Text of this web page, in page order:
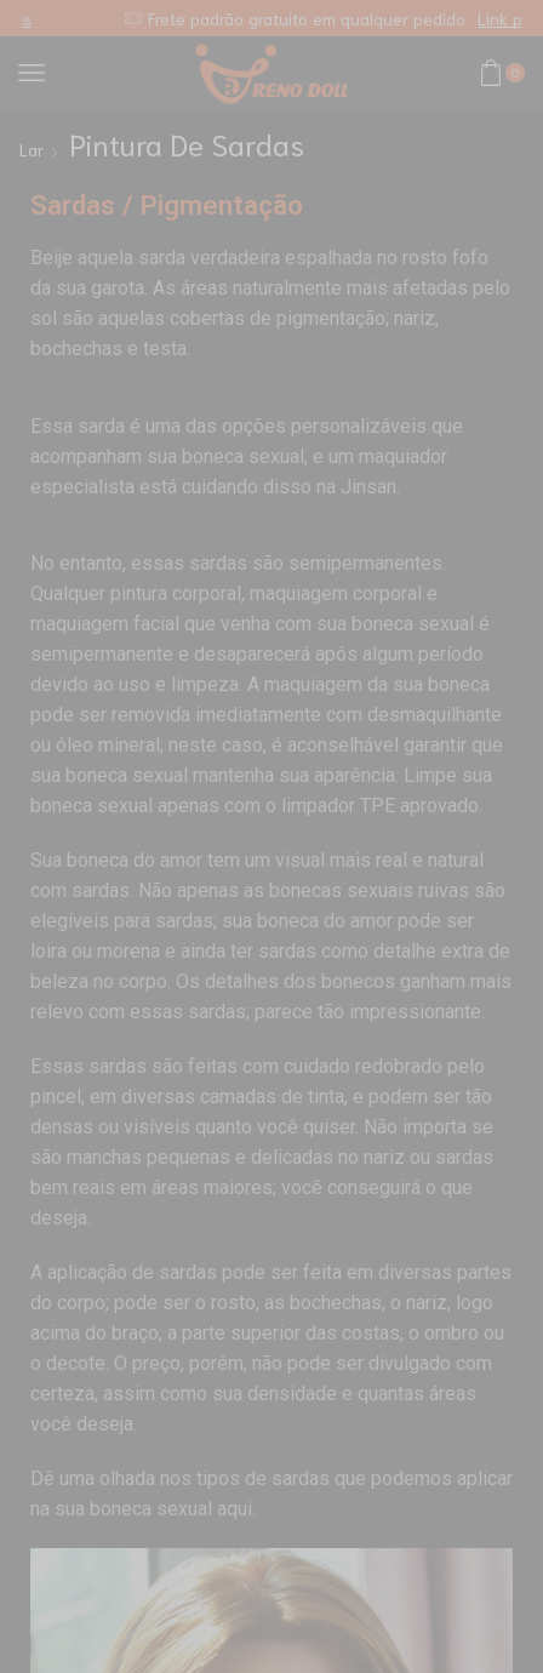
Frete padrão gratuito em qualquer pedido Link personalizado
0
Lar Pintura De Sardas
Sardas / Pigmentação
Beije aquela sarda verdadeira espalhada no rosto fofo
da sua garota. As áreas naturalmente mais afetadas pelo
sol são aquelas cobertas de pigmentação; nariz,
bochechas e testa.
Essa sarda é uma das opções personalizáveis que
acompanham sua boneca sexual, e um maquiador
especialista está cuidando disso na Jinsan.
No entanto, essas sardas são semipermanentes.
Qualquer pintura corporal, maquiagem corporal e
maquiagem facial que venha com sua boneca sexual é
semipermanente e desaparecerá após algum período
devido ao uso e limpeza. A maquiagem da sua boneca
pode ser removida imediatamente com desmaquilhante
ou óleo mineral; neste caso, é aconselhável garantir que
sua boneca sexual mantenha sua aparência. Limpe sua
boneca sexual apenas com o limpador TPE aprovado.
Sua boneca do amor tem um visual mais real e natural
com sardas. Não apenas as bonecas sexuais ruivas são
elegíveis para sardas; sua boneca do amor pode ser
loira ou morena e ainda ter sardas como detalhe extra de
beleza no corpo. Os detalhes dos bonecos ganham mais
relevo com essas sardas; parece tão impressionante.
Essas sardas são feitas com cuidado redobrado pelo
pincel, em diversas camadas de tinta, e podem ser tão
densas ou visíveis quanto você quiser. Não importa se
são manchas pequenas e delicadas no nariz ou sardas
bem reais em áreas maiores; você conseguirá o que
deseja.
A aplicação de sardas pode ser feita em diversas partes
do corpo; pode ser o rosto, as bochechas, o nariz, logo
acima do braço, a parte superior das costas, o ombro ou
o decote. O preço, porém, não pode ser divulgado com
certeza, assim como sua densidade e quantas áreas
você deseja.
Dê uma olhada nos tipos de sardas que podemos aplicar
na sua boneca sexual aqui.